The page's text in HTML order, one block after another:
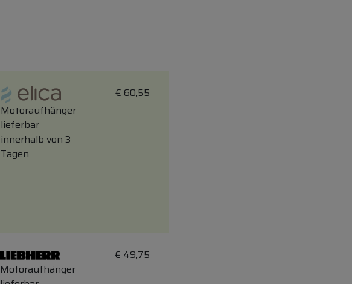
Motoraufhänger
lieferbar
innerhalb von 3
Tagen
€ 60,55
Motoraufhänger
€ 49,75